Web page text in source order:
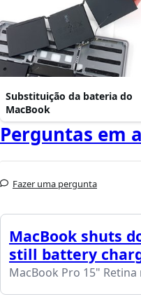
Substituição da bateria do
MacBook
Perguntas em
Fazer uma pergunta
MacBook shuts
still battery
MacBook Pro 15"